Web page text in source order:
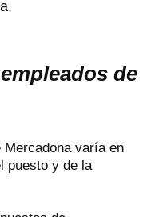
de
Mercadona varía en
puesto y de la